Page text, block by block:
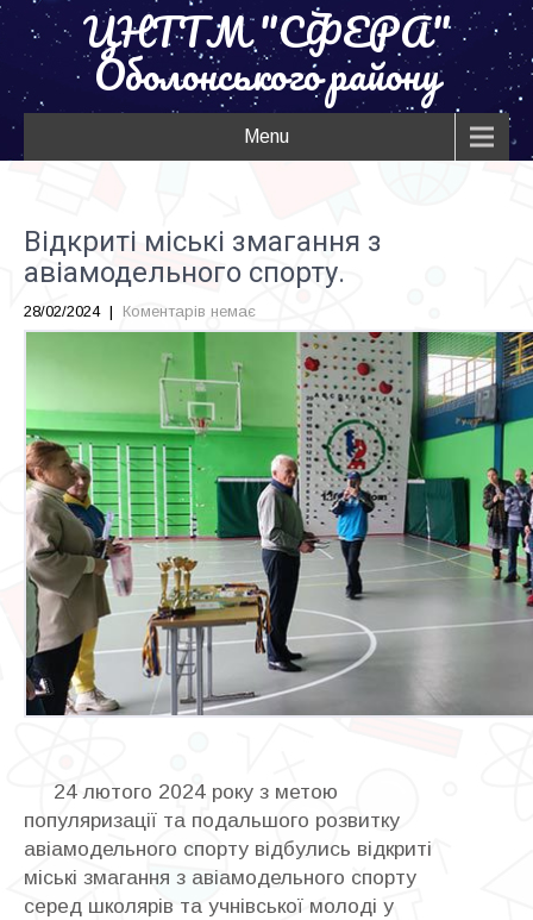
ЦНТТМ "СФЕРА"
Оболонського району
Menu
Відкриті міські змагання з
авіамодельного спорту.
28/02/2024 | Коментарів немає
24 лютого 2024 року з метою
популяризації та подальшого розвитку
авіамодельного спорту відбулись відкриті
міські змагання з авіамодельного спорту
серед школярів та учнівської молоді у